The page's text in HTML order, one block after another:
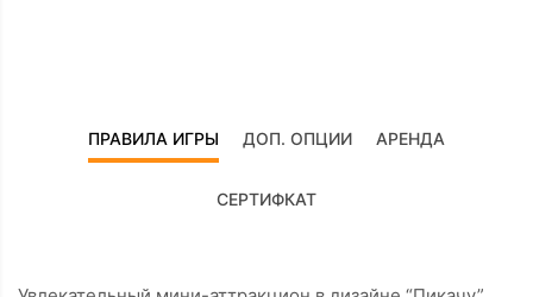
ПРАВИЛА ИГРЫ ДОП. ОПЦИИ АРЕНДА
СЕРТИФКАТ